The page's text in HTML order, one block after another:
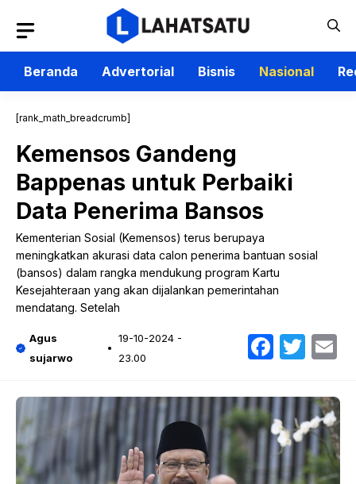
isi
Beranda
Advertorial Bisnis Nasional
[rank_math_breadcrumb]
Kemensos Gandeng
Bappenas untuk Perbaiki
Data Penerima Bansos
Kementerian Sosial (Kemensos) terus berupaya
meningkatkan akurasi data calon penerima bantuan sosial
(bansos) dalam rangka mendukung program Kartu
Kesejahteraan yang akan dijalankan pemerintahan
mendatang. Setelah
Agus
sujarwo
19-10-2024 -
23.00